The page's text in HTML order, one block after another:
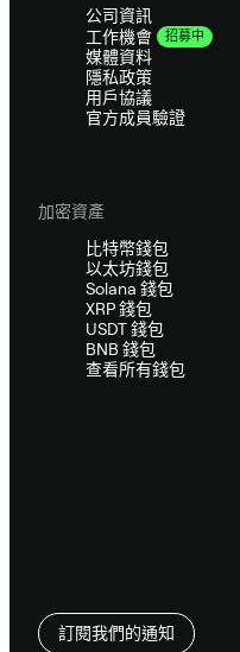
公司資訊
工作機會
招募中
媒體資料
隱私政策
用戶協議
官方成員驗證
加密資產
比特幣錢包
以太坊錢包
Solana 錢包
XRP 錢包
USDT 錢包
BNB 錢包
查看所有錢包
訂閱我們的通知